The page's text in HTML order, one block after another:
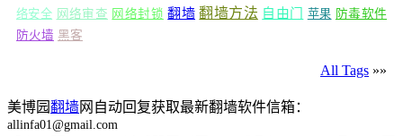
络安全 网络审查 网络封锁 翻墙 翻墙方法 自由门 苹果 防毒软件
防火墙 黑客
All Tags »»
美博园翻墙网自动回复获取最新翻墙软件信箱：
allinfa01@gmail.com